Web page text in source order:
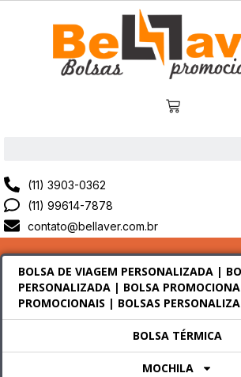
(11) 3903-0362
(11) 99614-7878
contato@bellaver.com.br
BOLSA DE VIAGEM PERSONALIZADA |
PERSONALIZADA | BOLSA
PROMOCIONAIS | BOLSAS
BOLSA TÉRMICA
MOCHILA